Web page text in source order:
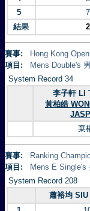
5
7
結果
2
賽事:
Hong Kong
項目:
Mens Double's
System Record 34
李子軒 LI
黃柏皓
棄
賽事:
Ranking
項目:
Mens E Single's
System Record 208
蕭裕均 SIU